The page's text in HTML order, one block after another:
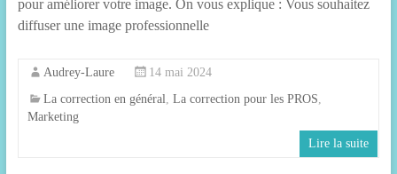
pour améliorer votre image. On vous explique : Vous souhaitez
diffuser une image professionnelle
Audrey-Laure
14 mai 2024
La correction en général, La correction pour les PROS,
Marketing
Lire la suite